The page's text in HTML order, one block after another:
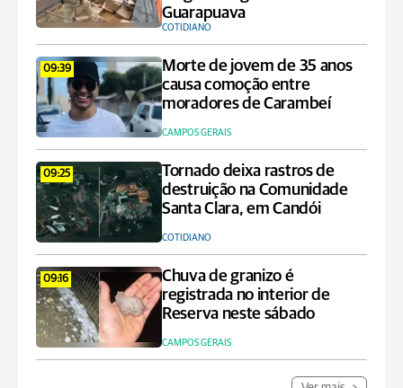
Guarapuava
COTIDIANO
09:39
Morte de jovem de 35 anos
causa comoção entre
moradores de Carambeí
CAMPOS GERAIS
09:25
Tornado deixa rastros de
destruição na Comunidade
Santa Clara, em Candói
COTIDIANO
09:16
Chuva de granizo é
registrada no interior de
Reserva neste sábado
CAMPOS GERAIS